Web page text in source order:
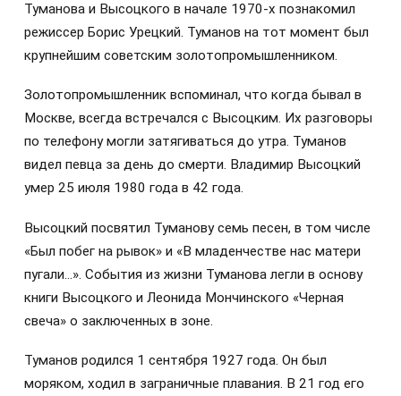
Туманова и Высоцкого в начале 1970-х познакомил
режиссер Борис Урецкий. Туманов на тот момент был
крупнейшим советским золотопромышленником.
Золотопромышленник вспоминал, что когда бывал в
Москве, всегда встречался с Высоцким. Их разговоры
по телефону могли затягиваться до утра. Туманов
видел певца за день до смерти. Владимир Высоцкий
умер 25 июля 1980 года в 42 года.
Высоцкий посвятил Туманову семь песен, в том числе
«Был побег на рывок» и «В младенчестве нас матери
пугали…». События из жизни Туманова легли в основу
книги Высоцкого и Леонида Мончинского «Черная
свеча» о заключенных в зоне.
Туманов родился 1 сентября 1927 года. Он был
моряком, ходил в заграничные плавания. В 21 год его